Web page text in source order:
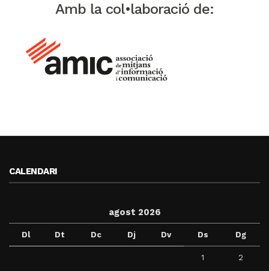
Amb la col•laboració de:
CALENDARI
agost 2026
Dl Dt Dc Dj Dv Ds Dg
1 2